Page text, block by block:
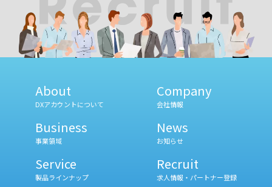
About
DXアカウントについて
Business
事業領域
Service
製品ラインナップ
Company
会社情報
News
お知らせ
Recruit
求人情報・パートナー登録